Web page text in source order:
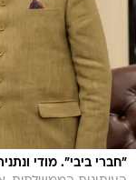
"חברי ביבי". מודי